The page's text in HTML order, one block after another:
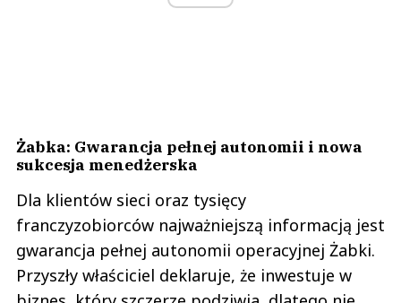
Żabka: Gwarancja pełnej autonomii i nowa
sukcesja menedżerska
Dla klientów sieci oraz tysięcy
franczyzobiorców najważniejszą informacją jest
gwarancja pełnej autonomii operacyjnej Żabki.
Przyszły właściciel deklaruje, że inwestuje w